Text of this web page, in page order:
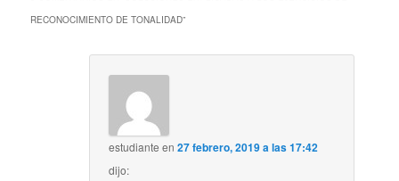
RECONOCIMIENTO DE TONALIDAD”
estudiante en27 febrero, 2019 a las 17:42
dijo: